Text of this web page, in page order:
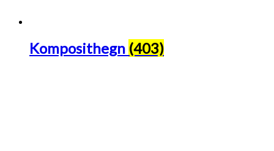
Komposithegn (403)